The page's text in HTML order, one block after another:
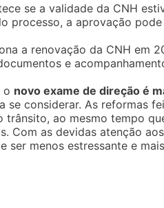
se a validade da CNH
processo, a aprovação
a renovação da CNH em
e
o novo exame de direção é
se considerar. As reformas
trânsito, ao mesmo tempo
Com as devidas atenção
ser menos estressante e